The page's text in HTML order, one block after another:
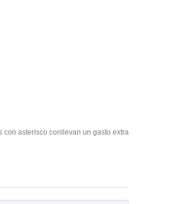
con asterisco conllevan un gasto extra